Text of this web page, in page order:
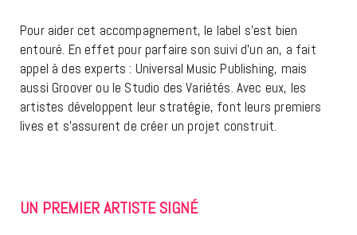
Pour aider cet accompagnement, le label s’est bien
entouré. En effet pour parfaire son suivi d’un an, a fait
appel à des experts : Universal Music Publishing, mais
aussi Groover ou le Studio des Variétés. Avec eux, les
artistes développent leur stratégie, font leurs premiers
lives et s’assurent de créer un projet construit.
UN PREMIER ARTISTE SIGNÉ